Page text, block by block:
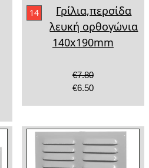
14
Γρίλια,περσίδα
λευκή ορθογώνια
140x190mm
€7.80
€6.50